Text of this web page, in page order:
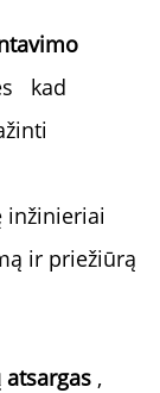
kad
inžinieriai
ir priežiūrą
,